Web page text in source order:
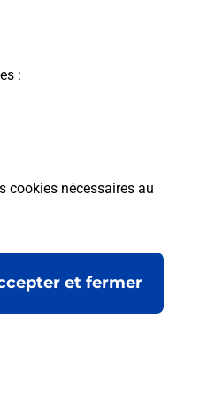
:
cookies nécessaires au
et fermer